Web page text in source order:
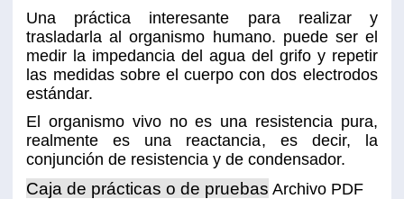
Una práctica interesante para realizar y
trasladarla al organismo humano. puede ser el
medir la impedancia del agua del grifo y repetir
las medidas sobre el cuerpo con dos electrodos
estándar.
El organismo vivo no es una resistencia pura,
realmente es una reactancia, es decir, la
conjunción de resistencia y de condensador.
Caja de prácticas o de pruebas Archivo PDF